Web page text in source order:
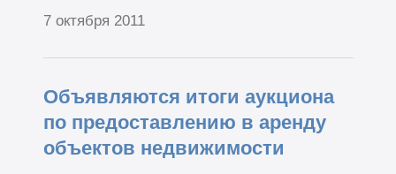
7 октября 2011
Объявляются итоги аукциона
по предоставлению в аренду
объектов недвижимости